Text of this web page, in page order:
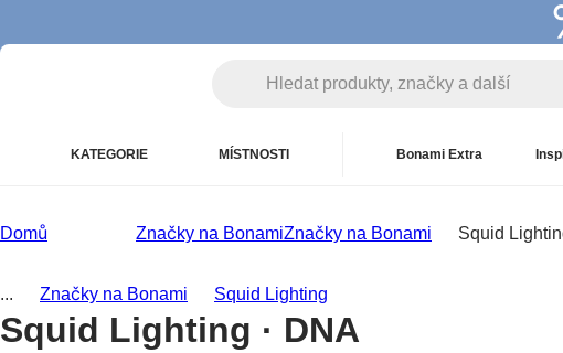
KATEGORIE MÍSTNOSTI Bonami Extra
Domů Značky na BonamiZnačky na Bonami Squid
... Značky na Bonami Squid Lighting
Squid Lighting · DNA